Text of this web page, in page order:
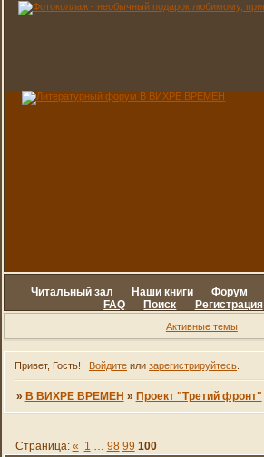
Читальный зал Наши книги Форум
FAQ
Поиск Регистрация
Активные темы
Привет, Гость! Войдитеили зарегистрируйтесь.
» В ВИХРЕ ВРЕМЕН » Проект "Третий фронт"
Страница: « 1 … 98 99 100